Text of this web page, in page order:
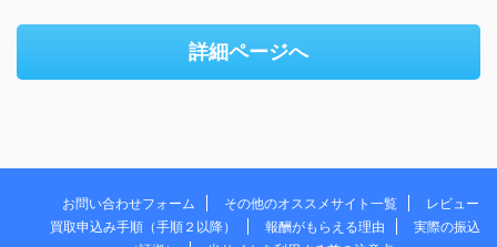
詳細ページへ
お問い合わせフォーム その他のオススメサイト一覧
レビュー
買取申込み手順（手順２以降）
報酬がもらえる理由
実際の振込